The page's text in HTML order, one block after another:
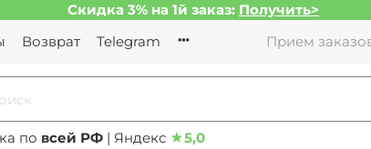
Скидка 3% на 1й заказ: Получить>
Возврат Telegram Прием
по всей РФ | Яндекс ★5,0